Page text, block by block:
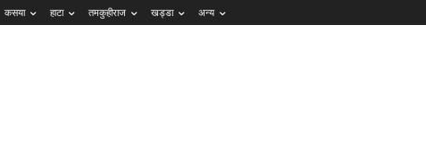
कसया हाटा तमकुहीराज खड्डा अन्य